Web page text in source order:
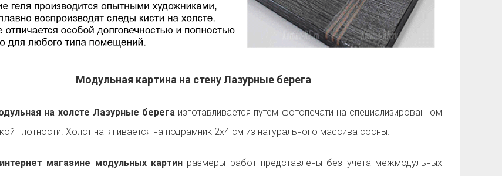
Модульная картина на стену Лазурные берега
на холсте Лазурные берегаизготавливается путем фотопечати на специализированном
плотности. Холст натягивается на подрамник 2х4 см из натурального массива сосны.
магазине модульных картинразмеры работ представлены без учета межмодульных